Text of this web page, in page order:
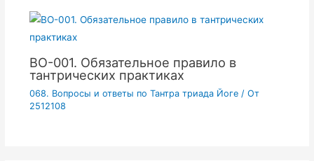
ВО-001. Обязательное правило в
тантрических практиках
068. Вопросы и ответы по Тантра триада Йоге/ От
2512108